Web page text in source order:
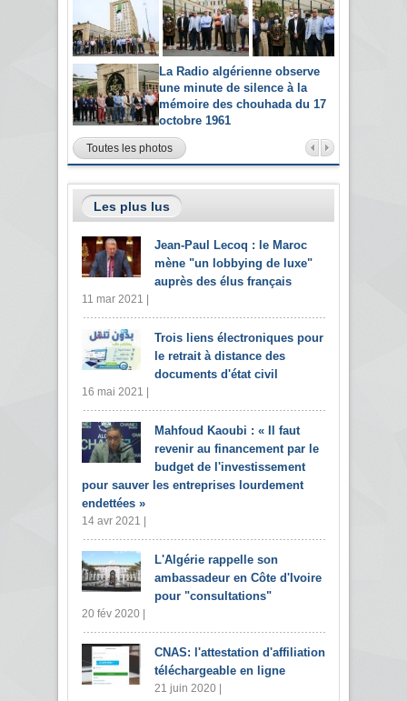
La Radio algérienne observe
une minute de silence à la
mémoire des chouhada du 17
octobre 1961
Toutes les photos
Les plus lus
Jean-Paul Lecoq : le Maroc
mène "un lobbying de luxe"
auprès des élus français
11 mar 2021 |
Trois liens électroniques pour
le retrait à distance des
documents d'état civil
16 mai 2021 |
Mahfoud Kaoubi : « Il faut
revenir au financement par le
budget de l'investissement
pour sauver les entreprises lourdement
endettées »
14 avr 2021 |
L'Algérie rappelle son
ambassadeur en Côte d'Ivoire
pour "consultations"
20 fév 2020 |
CNAS: l'attestation d'affiliation
téléchargeable en ligne
21 juin 2020 |